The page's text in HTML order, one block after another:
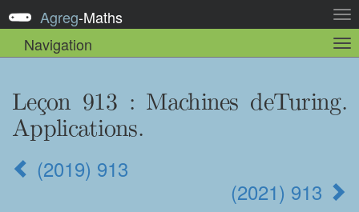
la
Agreg-Maths
Navigation
la
Leçon 913 : Machines deTuring.
Applications.
(2019) 913
(2021) 913